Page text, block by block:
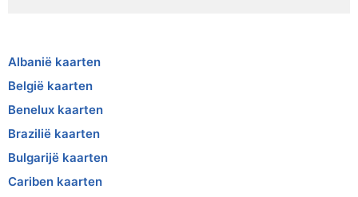
Albanië kaarten
België kaarten
Benelux kaarten
Brazilië kaarten
Bulgarijë kaarten
Cariben kaarten